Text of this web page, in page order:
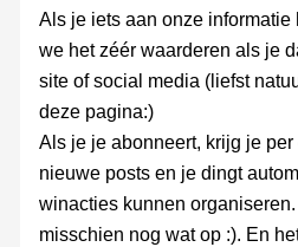
Als je iets aan onze informatie
we het zéér waarderen als je
site of social media (liefst
deze pagina:)
Als je je abonneert, krijg je
nieuwe posts en je dingt
winacties kunnen
misschien nog wat op :). En